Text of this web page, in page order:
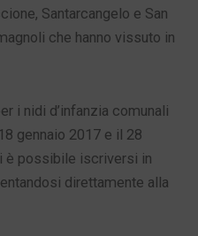
Santarcangelo e San
che hanno vissuto in
i nidi d’infanzia comunali
gennaio 2017 e il 28
è possibile iscriversi in
direttamente alla